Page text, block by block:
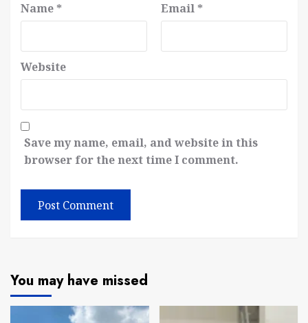
Name * Email *
Website
Save my name, email, and website in this
browser for the next time I comment.
You may have missed